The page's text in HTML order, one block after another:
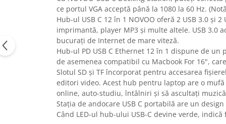
Utilaje si materiale de constructii
Laptop, Tablete & Telefoane
Accesorii tablete
Laptopuri si Accesorii
Telefoane Mobile & accesorii
Wearable & Gadgeturi
Electrocasnice & Climatizare
Accesorii si piese masini spalat
rufe si uscatoare
ce portul VGA acceptă până la 1080 la 60 Hz.
Hub-ul USB C 12 în 1 NOVOO oferă 2 USB 3.0
imprimantă, player MP3 și multe altele. USB 3.0
bucurați de Internet de mare viteză.
Hub-ul PD USB C Ethernet 12 în 1 dispune de
de asemenea compatibil cu Macbook For 16",
Slotul SD și TF încorporat pentru accesarea
editori video. Acest hub pentru laptop are o
online, auto-studiu, întâlniri și să ascultați
Stația de andocare USB C portabilă are un
Când LED-ul hub-ului USB-C devine verde,